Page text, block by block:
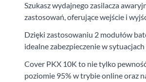
Szukasz wydajnego zasilacza
zastosowań, oferujące wejście i
Dzięki zastosowaniu 2 modułów
idealne zabezpieczenie w
Cover PKX 10K to nie tylko
poziomie 95% w trybie online oraz